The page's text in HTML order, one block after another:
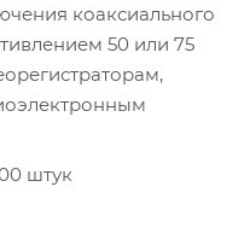
коаксиального
50 или 75
штук